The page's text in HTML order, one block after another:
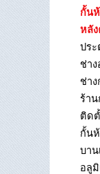
กั้น
หลั
ประ
ช่า
ช่า
ร้า
ติด
กั้น
บา
อลู